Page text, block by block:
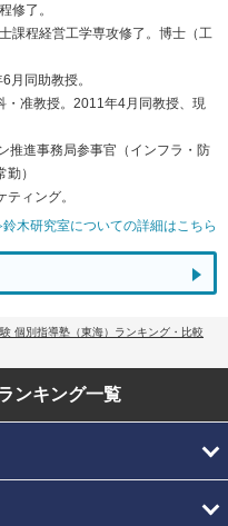
修了。
課程経営工学専攻修了。博士（工
月同助教授。
准教授。2011年4月同教授、現
推進事務局参事官（インフラ・防
）
ィング。
木研究室についての詳細はこちら
個別指導塾（東海）ランキング・比較
ンキング一覧